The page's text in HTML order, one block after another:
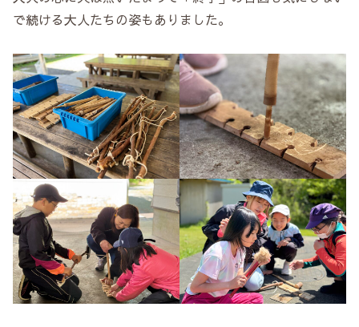
で続ける大人たちの姿もありました。